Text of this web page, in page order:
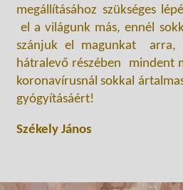
megállításához szükséges
el a világunk más, ennél
szánjuk el magunkat arra,
hátralevő részében mindent
koronavírusnál sokkal
gyógyításáért!
Székely János